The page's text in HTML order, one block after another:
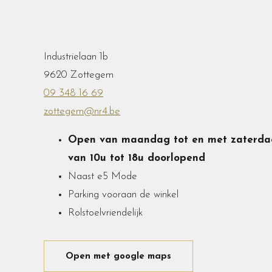
Industrielaan 1b
9620 Zottegem
09 348 16 69
zottegem@nr4.be
Open van maandag tot en met
van 10u tot 18u doorlopend
Naast e5 Mode
Parking vooraan de winkel
Rolstoelvriendelijk
Open met google maps